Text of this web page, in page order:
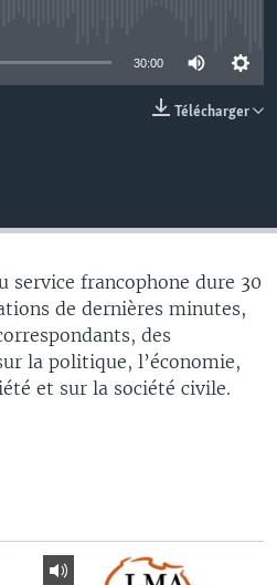
30:00
Télécharger
service francophone dure 30
de dernières minutes,
des
la politique, l’économie,
et sur la société civile.